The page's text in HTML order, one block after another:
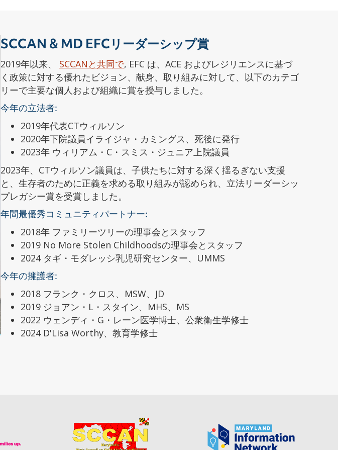
SCCAN & MD EFCリーダーシップ賞
2019年以来、 SCCANと共同で, EFC は、ACE およびレジリエンスに基づ
く政策に対する優れたビジョン、献身、取り組みに対して、以下のカテゴ
リーで主要な個人および組織に賞を授与しました。
今年の立法者:
2019年代表CTウィルソン
2020年下院議員イライジャ・カミングス、死後に発行
2023年 ウィリアム・C・スミス・ジュニア上院議員
2023年、CTウィルソン議員は、子供たちに対する深く揺るぎない支援
と、生存者のために正義を求める取り組みが認められ、立法リーダーシッ
プレガシー賞を受賞しました。
年間最優秀コミュニティパートナー:
2018年 ファミリーツリーの理事会とスタッフ
2019 No More Stolen Childhoodsの理事会とスタッフ
2024 タギ・モダレッシ乳児研究センター、UMMS
今年の擁護者:
2018 フランク・クロス、MSW、JD
2019 ジョアン・L・スタイン、MHS、MS
2022 ウェンディ・G・レーン医学博士、公衆衛生学修士
2024 D'Lisa Worthy、教育学修士